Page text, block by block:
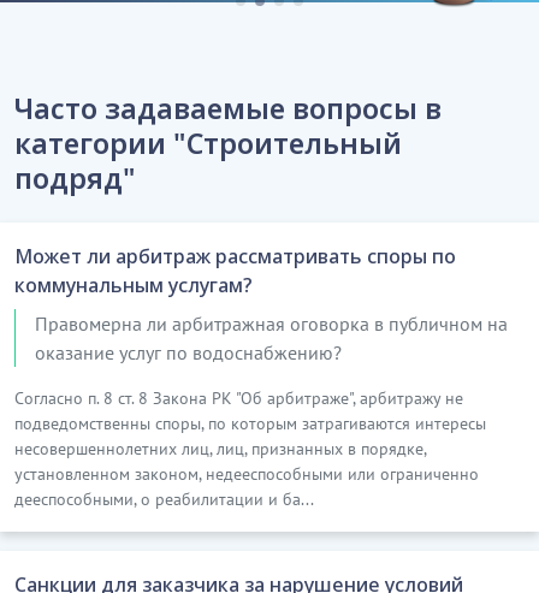
Часто задаваемые вопросы в
категории "Строительный
подряд"
Может ли арбитраж рассматривать споры по
коммунальным услугам?
Правомерна ли арбитражная оговорка в публичном на
оказание услуг по водоснабжению?
Согласно п. 8 ст. 8 Закона РК "Об арбитраже", арбитражу не
подведомственны споры, по которым затрагиваются интересы
несовершеннолетних лиц, лиц, признанных в порядке,
установленном законом, недееспособными или ограниченно
дееспособными, о реабилитации и ба...
Санкции для заказчика за нарушение условий